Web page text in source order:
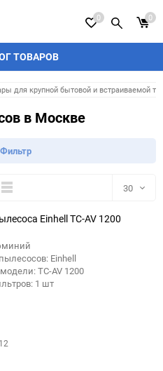
ТОВАРОВ
0 0
для крупной бытовой и встраиваемой
в Москве
Фильтр
Компактно 30
30
Einhell TC-AV 1200
Einhell
TC-AV 1200
1 шт